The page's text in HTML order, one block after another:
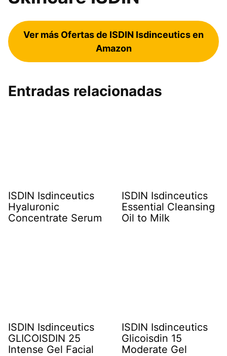
Ver más Ofertas de ISDIN Isdinceutics en
Amazon
Entradas relacionadas
ISDIN Isdinceutics
Hyaluronic
Concentrate Serum
ISDIN Isdinceutics
Essential Cleansing
Oil to Milk
ISDIN Isdinceutics
GLICOISDIN 25
Intense Gel Facial
ISDIN Isdinceutics
Glicoisdin 15
Moderate Gel